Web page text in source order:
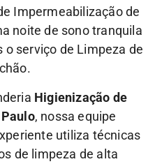
Impermeabilização de
noite de sono tranquila
serviço de Limpeza de
Higienização de
, nossa equipe
utiliza técnicas
de limpeza de alta